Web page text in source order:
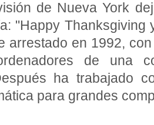
de Nueva York
"Happy Thanksgiving
arrestado en 1992,
de una
ha trabajado
para grandes